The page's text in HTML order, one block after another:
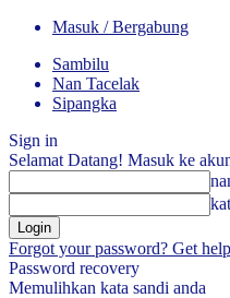
Masuk / Bergabung
Sambilu
Nan Tacelak
Sipangka
Sign in
Selamat Datang! Masuk ke
Forgot your password? Get help
Password recovery
Memulihkan kata sandi anda